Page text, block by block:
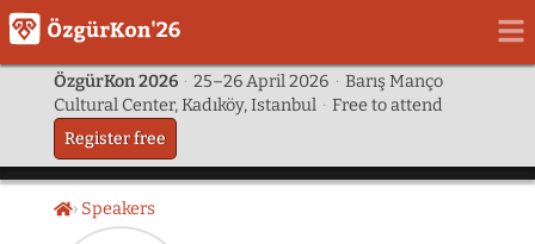
ÖzgürKon 2026 · 25–26 April 2026 · Barış Manço
Cultural Center, Kadıköy, Istanbul · Free to attend
Register free
HomeSpeakers